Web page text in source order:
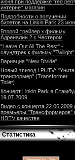
июня при поддержке fred
интернет магазин
Подробности о получении
билетов на Linkin Park 23
Второй трейлер к фильму
Адреналин 2 с Честером
"Leave Out All The Rest" -
саундтрек к фильму ”Twilight”
Вариация "New Divide"
Новый эпизод LPUTV:
транформер" (Transformer
Toilet)
Концерт Linkin Park в
19.07.2009
Видео с концерта 22.06.2009
премьеры "Трансформеров"
HDTV качестве
Статистика